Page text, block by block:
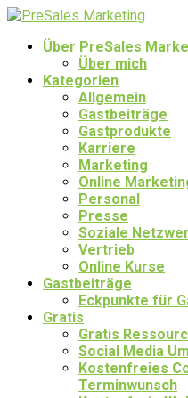
Über PreSales
Über mich
Kategorien
Allgemein
Gastbeiträge
Gastprodukte
Karriere
Marketing
Online
Personal
Presse
Soziale
Vertrieb
Online Kurse
Gastbeiträge
Eckpunkte für
Gratis
Gratis
Social Media
Kostenfreies
Terminwunsch